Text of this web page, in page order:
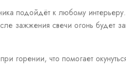
подойдёт к любому
зажжения свечи огонь будет
горении, что помогает